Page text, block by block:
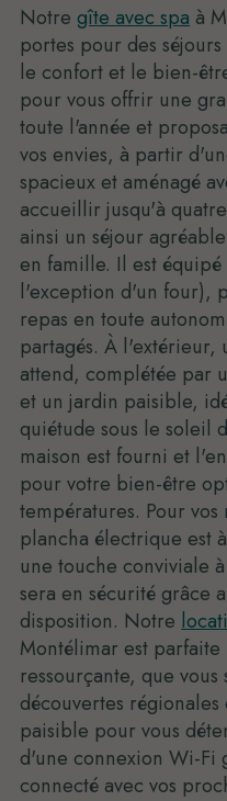
Notregîte avec spa à
portes pour des
le confort et le bien-
pour vous offrir une
toute l'année et
vos envies, à partir
spacieux et aménagé
accueillir jusqu'à
ainsi un séjour
en famille. Il est
l'exception d'un four),
repas en toute
partagés. À l'extérieur,
attend, complétée par
et un jardin paisible,
quiétude sous le soleil
maison est fourni et
pour votre bien-être
températures. Pour
plancha électrique est
une touche conviviale
sera en sécurité grâce
disposition. Notre
Montélimar est
ressourçante, que
découvertes
paisible pour vous
d'une connexion Wi-Fi
connecté avec vos